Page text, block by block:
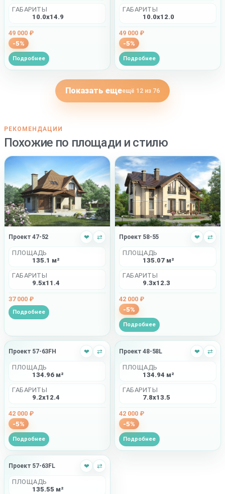
ГАБАРИТЫ
10.0x14.9
49 000 ₽
-5%
Подробнее
ГАБАРИТЫ
10.0x12.0
49 000 ₽
-5%
Подробнее
Показать ещеещё 12 из 76
РЕКОМЕНДАЦИИ
Похожие по площади и стилю
Проект 47-52 ❤ ⇄
ПЛОЩАДЬ
135.1 м²
ГАБАРИТЫ
9.5x11.4
37 000 ₽
Подробнее
Проект 58-55 ❤ ⇄
ПЛОЩАДЬ
135.07 м²
ГАБАРИТЫ
9.3x12.3
42 000 ₽
-5%
Подробнее
Проект 57-63FH ❤ ⇄
ПЛОЩАДЬ
134.96 м²
ГАБАРИТЫ
9.2x12.4
42 000 ₽
-5%
Подробнее
Проект 48-58L ❤ ⇄
ПЛОЩАДЬ
134.94 м²
ГАБАРИТЫ
7.8x13.5
42 000 ₽
-5%
Подробнее
Проект 57-63FL ❤ ⇄
ПЛОЩАДЬ
135.55 м²